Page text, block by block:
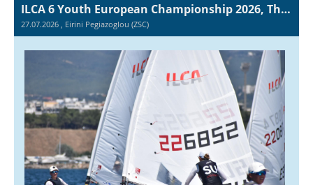
ILCA 6 Youth European Championship 2026, Thessaloniki (GRE), Zurich Sailing Team und Swiss Sailing Talent Pool
27.07.2026 , Eirini Pegiazoglou (ZSC)